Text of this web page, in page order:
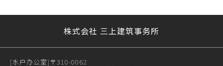
株式会社 三上建筑事务所
[水户办公室] 〒310-0062